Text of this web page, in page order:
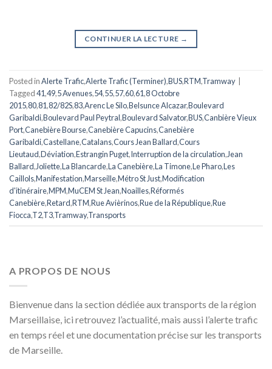
CONTINUER LA LECTURE →
Posted inAlerte Trafic,Alerte Trafic (Terminer),BUS,RTM,Tramway
Tagged41,49,5 Avenues,54,55,57,60,61,8 Octobre
2015,80,81,82/82S,83,Arenc Le Silo,Belsunce Alcazar,Boulevard
Garibaldi,Boulevard Paul Peytral,Boulevard Salvator,BUS,Canbière Vieux
Port,Canebière Bourse,Canebière Capucins,Canebière
Garibaldi,Castellane,Catalans,Cours Jean Ballard,Cours
Lieutaud,Déviation,Estrangin Puget,Interruption de la circulation,Jean
Ballard,Joliette,La Blancarde,La Canebière,La Timone,Le Pharo,Les
Caillols,Manifestation,Marseille,Métro St Just,Modification
d'itinéraire,MPM,MuCEM St Jean,Noailles,Réformés
Canebière,Retard,RTM,Rue Avièrinos,Rue de la République,Rue
Fiocca,T2,T3,Tramway,Transports
A PROPOS DE NOUS
Bienvenue dans la section dédiée aux transports de la région
Marseillaise, ici retrouvez l’actualité, mais aussi l’alerte trafic
en temps réel et une documentation précise sur les transports
de Marseille.